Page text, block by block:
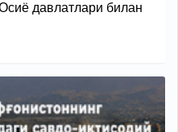
давлатлари билан